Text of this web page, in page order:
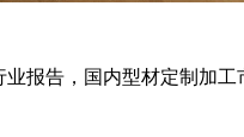
告，国内型材定制加工